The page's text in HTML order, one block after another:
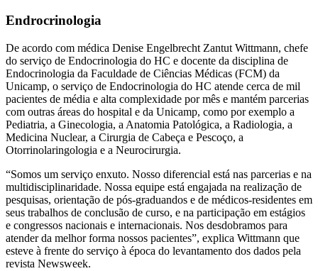
Endrocrinologia
De acordo com médica Denise Engelbrecht Zantut Wittmann, chefe
do serviço de Endocrinologia do HC e docente da disciplina de
Endocrinologia da Faculdade de Ciências Médicas (FCM) da
Unicamp, o serviço de Endocrinologia do HC atende cerca de mil
pacientes de média e alta complexidade por mês e mantém parcerias
com outras áreas do hospital e da Unicamp, como por exemplo a
Pediatria, a Ginecologia, a Anatomia Patológica, a Radiologia, a
Medicina Nuclear, a Cirurgia de Cabeça e Pescoço, a
Otorrinolaringologia e a Neurocirurgia.
“Somos um serviço enxuto. Nosso diferencial está nas parcerias e na
multidisciplinaridade. Nossa equipe está engajada na realização de
pesquisas, orientação de pós-graduandos e de médicos-residentes em
seus trabalhos de conclusão de curso, e na participação em estágios
e congressos nacionais e internacionais. Nos desdobramos para
atender da melhor forma nossos pacientes”, explica Wittmann que
esteve à frente do serviço à época do levantamento dos dados pela
revista Newsweek.